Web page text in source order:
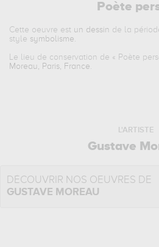
Poète
Cette oeuvre est un dessin de la
style symbolisme.
Le lieu de conservation de « Poète
Moreau, Paris, France.
L'ARTISTE
Gustave
DÉCOUVRIR NOS OEUVRES DE
GUSTAVE MOREAU